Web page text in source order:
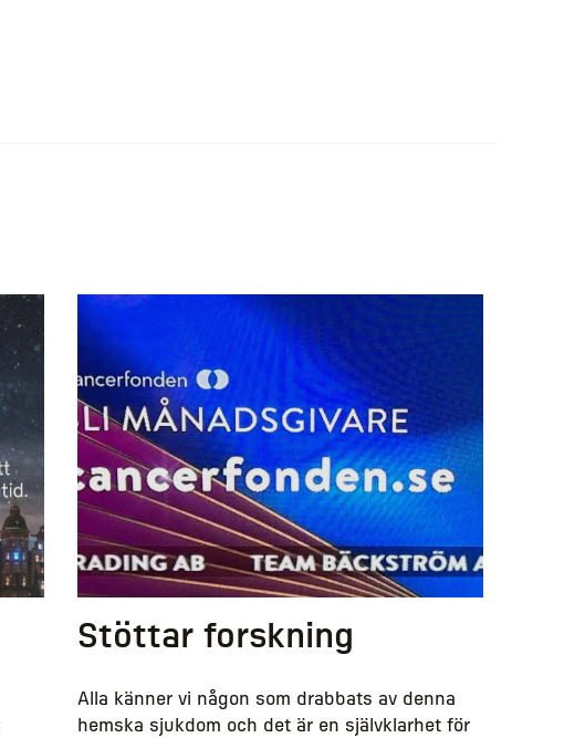
Stöttar forskning
Alla känner vi någon som drabbats av denna
hemska sjukdom och det är en självklarhet för